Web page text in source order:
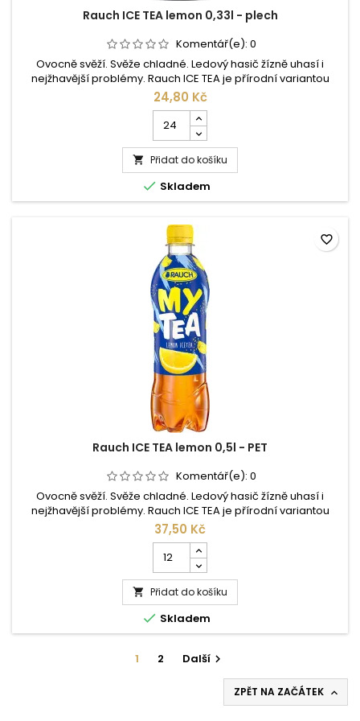
Rauch ICE TEA lemon 0,33l - plech
Komentář(e): 0
Ovocně svěží. Svěže chladné. Ledový hasič žízně uhasí i
nejžhavější problémy. Rauch ICE TEA je přírodní variantou
tradičního softdrinku a limonády. Pravý čaj, pravé ovoce,
pravý Rauch. Pro Rauch ICE TEA jsou žní podle tradičního
způsobu získávány lístečky ceylonského čaje, čímž dochází k
plnému rozvinutí aromatických substancí čaje a Vám se
nabízí...
24,80 Kč
kusů
produktu
Rauch
ICE
TEA
lemon
plech
 Přidat do košíku
 Skladem
Rauch ICE TEA lemon 0,5l - PET
Komentář(e): 0
Ovocně svěží. Svěže chladné. Ledový hasič žízně uhasí i
nejžhavější problémy. Rauch ICE TEA je přírodní variantou
tradičního softdrinku a limonády. Pravý čaj, pravé ovoce,
pravý Rauch. Pro Rauch ICE TEA jsou žní podle tradičního
způsobu získávány lístečky ceylonského čaje, čímž dochází k
plnému rozvinutí aromatických substancí čaje a Vám se
nabízí...
37,50 Kč
kusů
produktu
Rauch
ICE
TEA
lemon
 Přidat do košíku
 Skladem
favorite_border
1 2 Další 
ZPĚT NA ZAČÁTEK 